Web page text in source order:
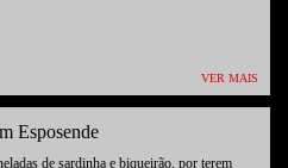
VER MAIS
Esposende
de sardinha e biqueirão, por terem